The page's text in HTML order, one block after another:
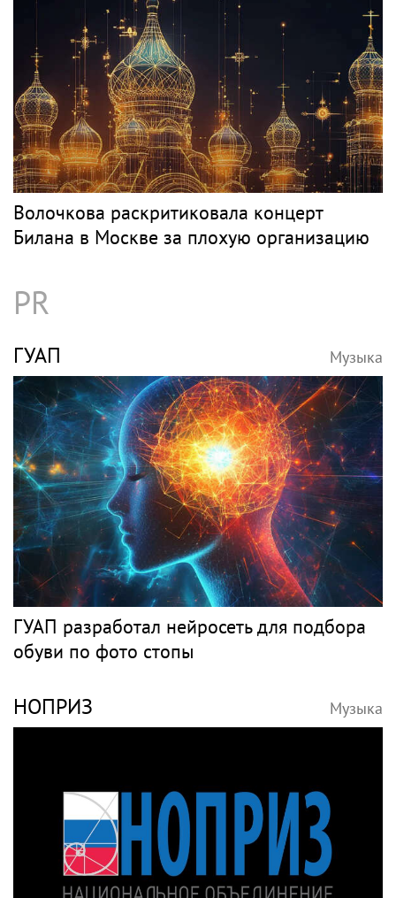
Волочкова раскритиковала концерт
Билана в Москве за плохую организацию
PR
ГУАП Музыка
ГУАП разработал нейросеть для подбора
обуви по фото стопы
НОПРИЗ Музыка